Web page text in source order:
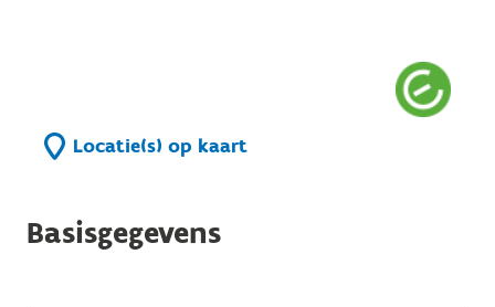
Locatie(s) op kaart
Basisgegevens